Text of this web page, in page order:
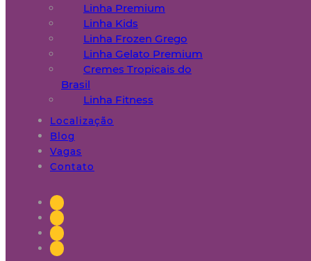
Linha Premium
Linha Kids
Linha Frozen Grego
Linha Gelato Premium
Cremes Tropicais do
Brasil
Linha Fitness
Localização
Blog
Vagas
Contato